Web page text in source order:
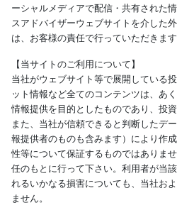
ーシャルメディアで配信・共有された
スアドバイザーウェブサイトを介した
は、お客様の責任で行っていただきま
【当サイトのご利用について】
当社がウェブサイト等で展開している
ット情報など全てのコンテンツは、あ
情報提供を目的としたものであり、投
また、当社が信頼できると判断したデ
報提供者のものも含みます）により作
性等について保証するものではありま
任のもとに行って下さい。利用者が当
れるいかなる損害についても、当社お
ません。